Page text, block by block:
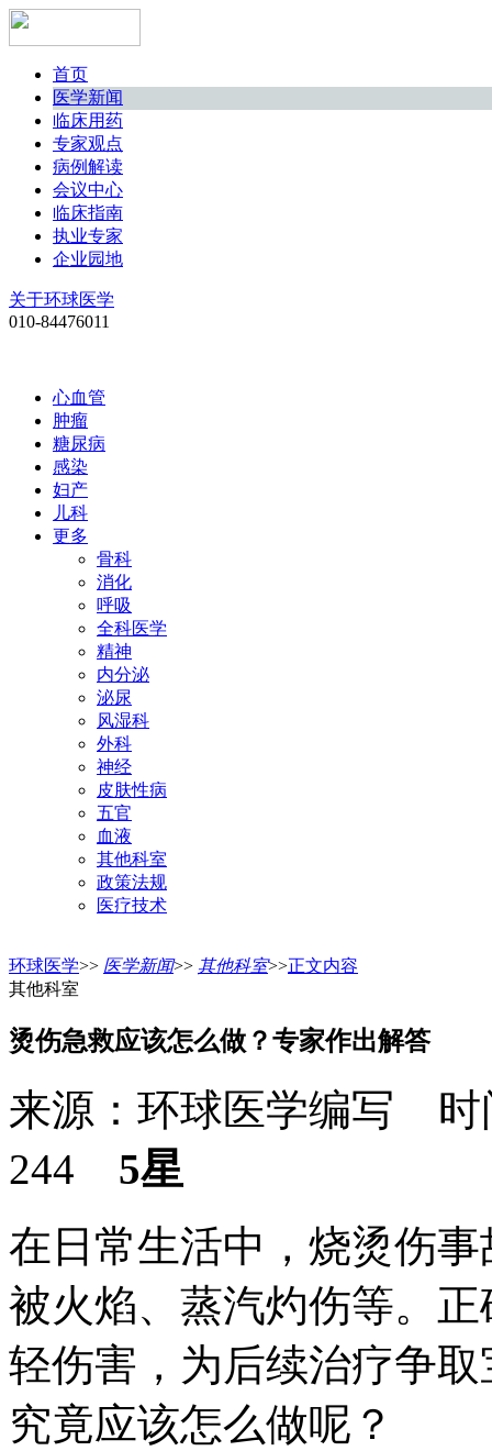
首页
医学新闻
临床用药
专家观点
病例解读
会议中心
临床指南
执业专家
企业园地
关于环球医学
010-84476011
心血管
肿瘤
糖尿病
感染
妇产
儿科
更多
骨科
消化
呼吸
全科医学
精神
内分泌
泌尿
风湿科
外科
神经
皮肤性病
五官
血液
其他科室
政策法规
医疗技术
环球医学>> 医学新闻>> 其他科室>>正文内容
其他科室
烫伤急救应该怎么做？专家作出解答
来源：环球医学编写 时
244 5星
在日常生活中，烧烫伤
被火焰、蒸汽灼伤等。
轻伤害，为后续治疗争
究竟应该怎么做呢？